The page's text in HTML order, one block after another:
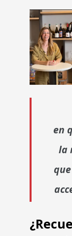
en
la